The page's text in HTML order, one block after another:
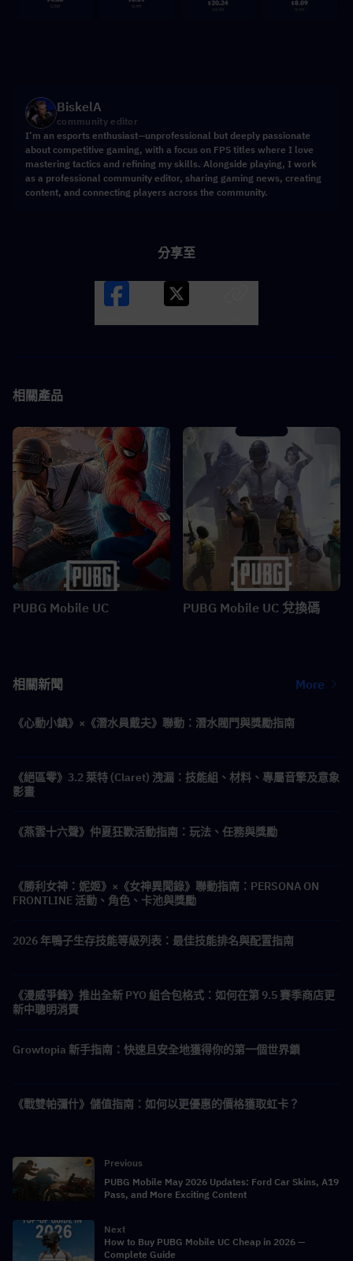
BiskelA
community editor
I’m an esports enthusiast—unprofessional but deeply passionate
about competitive gaming, with a focus on FPS titles where I love
mastering tactics and refining my skills. Alongside playing, I work
as a professional community editor, sharing gaming news, creating
content, and connecting players across the community.
分享至
相關產品
PUBG Mobile UC PUBG Mobile UC 兌換碼
相關新聞 More
《心動小鎮》×《潛水員戴夫》聯動：潛水閥門與獎勵指南
《絕區零》3.2 萊特 (Claret) 洩漏：技能組、材料、專屬音擎及意象
影畫
《燕雲十六聲》仲夏狂歡活動指南：玩法、任務與獎勵
《勝利女神：妮姬》×《女神異聞錄》聯動指南：PERSONA ON
FRONTLINE 活動、角色、卡池與獎勵
2026 年鴨子生存技能等級列表：最佳技能排名與配置指南
《漫威爭鋒》推出全新 PYO 組合包格式：如何在第 9.5 賽季商店更
新中聰明消費
Growtopia 新手指南：快速且安全地獲得你的第一個世界鎖
《戰雙帕彌什》儲值指南：如何以更優惠的價格獲取虹卡？
Previous
PUBG Mobile May 2026 Updates: Ford Car Skins, A19
Pass, and More Exciting Content
Next
How to Buy PUBG Mobile UC Cheap in 2026 —
Complete Guide